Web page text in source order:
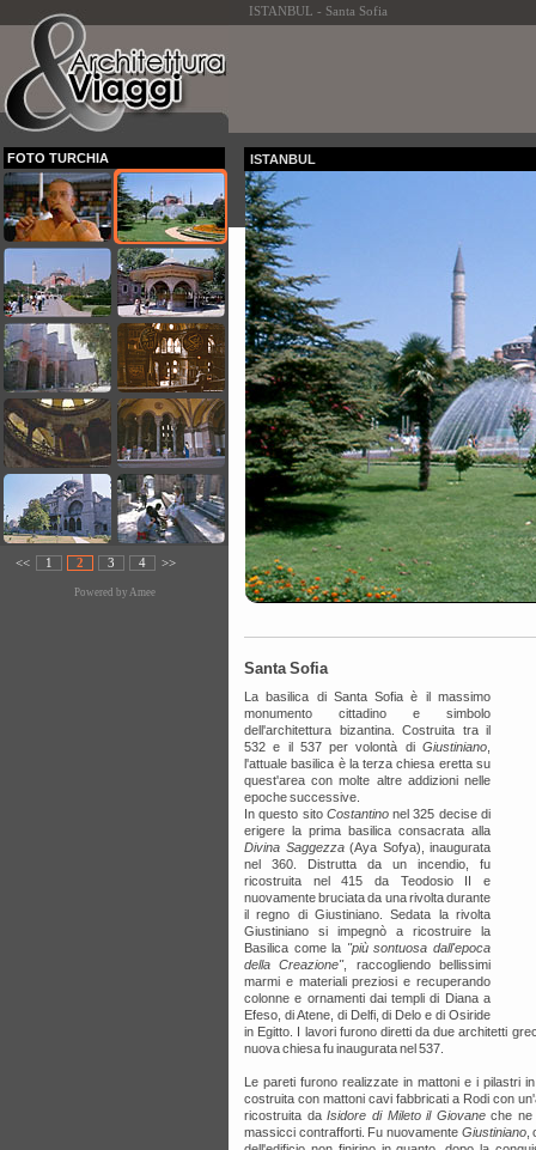
ISTANBUL - Santa Sofia
FOTO TURCHIA
<< 1 2 3 4 >>
Powered by Amee
ISTANBUL
Santa Sofia
La basilica di Santa Sofia è il massimo
monumento cittadino e simbolo
dell'architettura bizantina. Costruita tra il
532 e il 537 per volontà di Giustiniano
l'attuale basilica è la terza chiesa eretta su
quest'area con molte altre addizioni nelle
epoche successive.
In questo sito Costantinonel 325 decise di
erigere la prima basilica consacrata alla
Divina Saggezza(Aya Sofya), inaugurata
nel 360. Distrutta da un incendio, fu
ricostruita nel 415 da Teodosio II e
nuovamente bruciata da una rivolta durante
il regno di Giustiniano. Sedata la rivolta
Giustiniano si impegnò a ricostruire la
Basilica come la "più sontuosa dall'epoca
della Creazione", raccogliendo bellissimi
marmi e materiali preziosi e recuperando
colonne e ornamenti dai templi di Diana a
Efeso, di Atene, di Delfi, di Delo e di Osiride
in Egitto. I lavori furono diretti da due architetti
nuova chiesa fu inaugurata nel 537.
Le pareti furono realizzate in mattoni e i pilastri
costruita con mattoni cavi fabbricati a Rodi con
ricostruita daIsidore di Mileto il Giovaneche ne
massicci contrafforti. Fu nuovamente Giustiniano,